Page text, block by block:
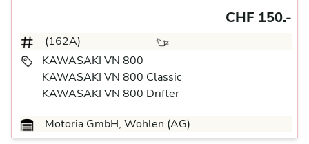
CHF 150.-
(162A)
KAWASAKI VN 800
KAWASAKI VN 800 Classic
KAWASAKI VN 800 Drifter
Motoria GmbH, Wohlen (AG)